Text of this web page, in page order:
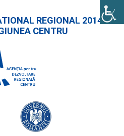
REGIONAL 2014-
CENTRU